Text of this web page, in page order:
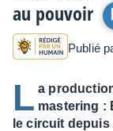
au pouvoir
Publié
L a
mastering :
le circuit